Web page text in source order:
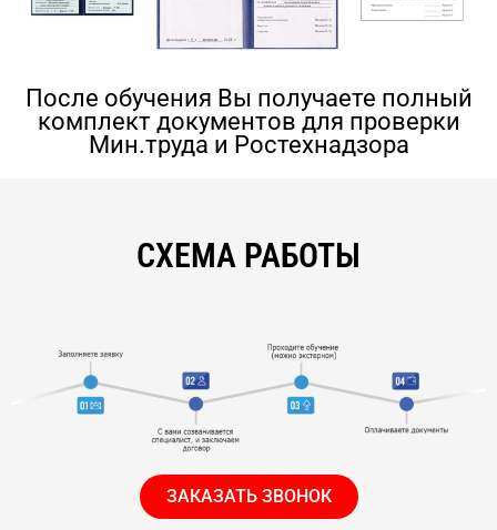
После обучения Вы получаете полный
комплект документов для проверки
Мин.труда и Ростехнадзора
СХЕМА РАБОТЫ
ЗАКАЗАТЬ ЗВОНОК